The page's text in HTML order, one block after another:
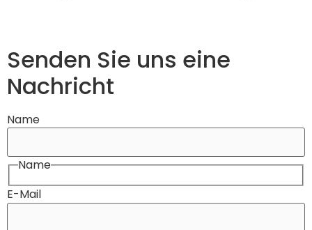
Senden Sie uns eine
Nachricht
Name
Name
E-Mail